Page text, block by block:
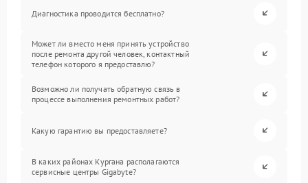
Диагностика проводится бесплатно?
Может ли вместо меня принять устройство
после ремонта другой человек, контактный
телефон которого я предоставлю?
Возможно ли получать обратную связь в
процессе выполнения ремонтных работ?
Какую гарантию вы предоставляете?
В каких районах Кургана располагаются
сервисные центры Gigabyte?